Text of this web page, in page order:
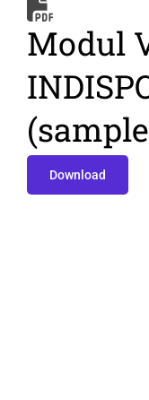
Modul
Download